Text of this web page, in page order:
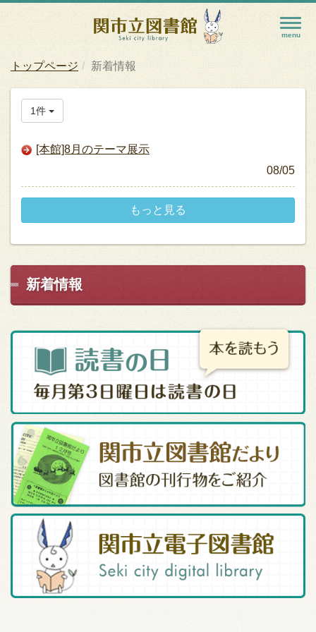
トップページ 新着情報
1件
[本館]8月のテーマ展示
08/05
もっと見る
新着情報